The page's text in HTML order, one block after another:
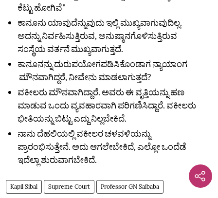
ಕೆಟ್ಟು ಹೋಗಿವೆ"
ಕಾನೂನು ಯಾವುದೆನ್ನುವುದು ಇಲ್ಲಿ ಮುಖ್ಯವಾಗುವುದಿಲ್ಲ.
ಅದನ್ನು ನಿರ್ವಹಿಸುತ್ತಿರುವ, ಅನುಷ್ಠಾನಗೊಳಿಸುತ್ತಿರುವ
ಸಂಸ್ಥೆಯ ವರ್ತನೆ ಮುಖ್ಯವಾಗುತ್ತದೆ.
ಕಾನೂನನ್ನು ದುರುಪಯೋಗಪಡಿಸಿಕೊಂಡಾಗ ನ್ಯಾಯಾಂಗ
ಮೌನವಾಗಿದ್ದರೆ, ನೀವೇನು ಮಾಡಲಾಗುತ್ತದೆ?
ವಕೀಲರು ಮೌನವಾಗಿದ್ದಾರೆ. ಅವರು ಈ ವೃತ್ತಿಯನ್ನು ಹಣ
ಮಾಡುವ ಒಂದು ವ್ಯವಹಾರವಾಗಿ ಪರಿಗಣಿಸಿದ್ದಾರೆ. ವಕೀಲರು
ಭೀತಿಯನ್ನು ಬಿಟ್ಟು ಎದ್ದು ನಿಲ್ಲಬೇಕಿದೆ.
ನಾನು ದೆಹಲಿಯಲ್ಲಿ ವಕೀಲರ ಚಳವಳಿಯನ್ನು
ಪ್ರಾರಂಭಿಸುತ್ತೇನೆ. ಅದು ಆಗಲೇಬೇಕಿದೆ, ಎಲ್ಲೋ ಒಂದೆಡೆ
ಇದೆಲ್ಲಾ ಶುರುವಾಗಬೇಕಿದೆ.
Kapil Sibal Supreme Court Professor GN Saibaba